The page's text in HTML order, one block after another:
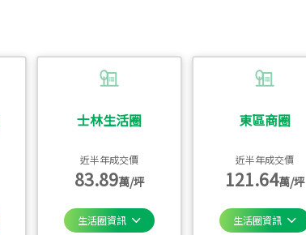
士林生活圈
近半年成交價
83.89萬/坪
生活圈資訊
東區商圈
近半年成交價
121.64萬/坪
生活圈資訊